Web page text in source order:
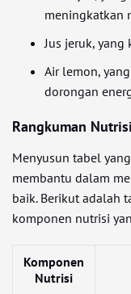
meningkatkan
Jus jeruk, yang
Air lemon,
dorongan
Rangkuman
Menyusun tabel
membantu dalam
baik. Berikut adalah
komponen nutrisi
Komponen
Nutrisi